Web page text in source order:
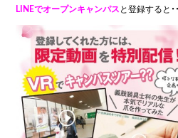
LINEでオープンキャンパスと登録すると・・